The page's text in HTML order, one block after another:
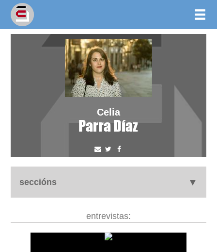
Celia
Parra Díaz
seccións
obra
entrevistas: